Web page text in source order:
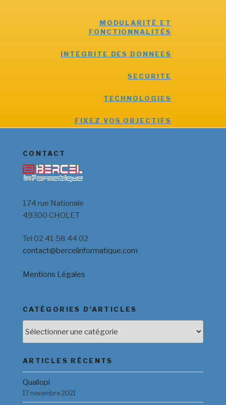
MODULARITÉ ET
FONCTIONNALITÉS
INTEGRITE DES DONNEES
SECURITE
TECHNOLOGIES
FIXEZ VOS OBJECTIFS
CONTACT
174 rue Nationale
49300 CHOLET
Tel 02 41 58 44 02
contact@bercelinformatique.com
Mentions Légales
CATÉGORIES D’ARTICLES
ARTICLES RÉCENTS
Qualiopi
17 novembre 2021